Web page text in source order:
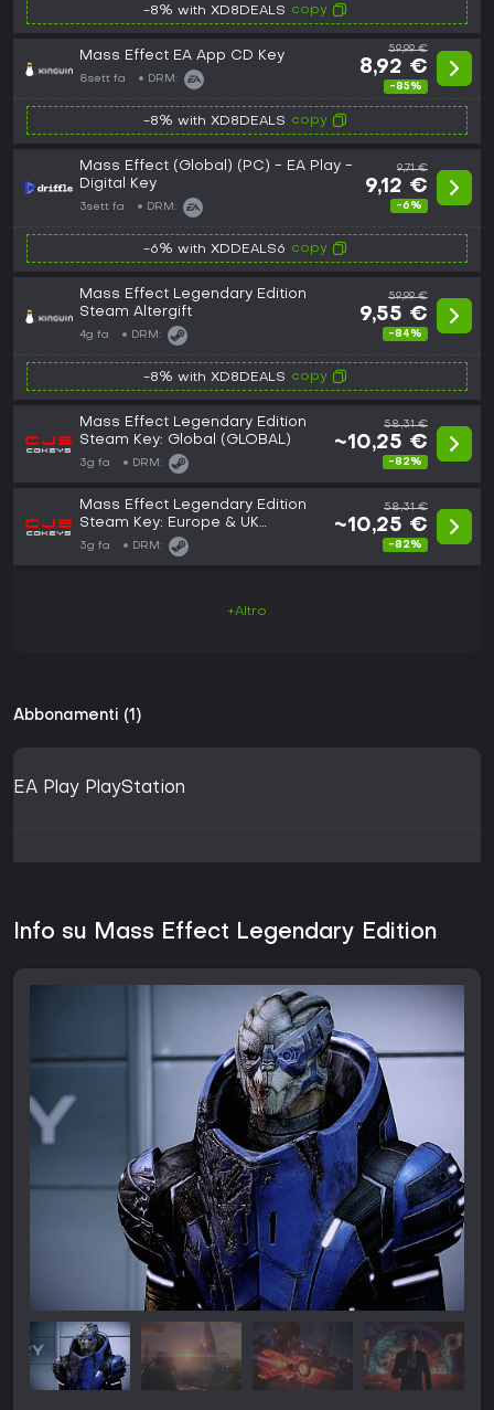
-8% with XD8DEALS copy
Mass Effect EA App CD Key
8sett fa DRM:
59,99 €
8,92 €
-85%
-8% with XD8DEALS copy
Mass Effect (Global) (PC) - EA Play -
Digital Key
3sett fa DRM:
9,71 €
9,12 €
-6%
-6% with XDDEALS6 copy
Mass Effect Legendary Edition
Steam Altergift
4g fa DRM:
59,99 €
9,55 €
-84%
-8% with XD8DEALS copy
Mass Effect Legendary Edition
Steam Key: Global (GLOBAL)
3g fa DRM:
58,31 €
~10,25 €
-82%
Mass Effect Legendary Edition
Steam Key: Europe & UK
(Europe)
3g fa DRM:
58,31 €
~10,25 €
-82%
+Altro
Abbonamenti (1)
EA Play PlayStation
Info su Mass Effect Legendary Edition